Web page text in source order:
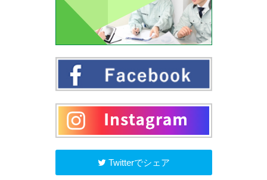
Twitterでシェア